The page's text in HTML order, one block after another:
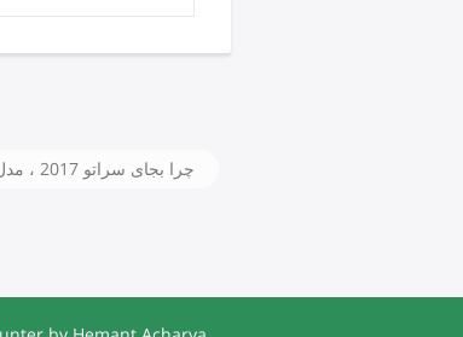
چرا بجای سراتو 2017 ، مدل قدیمی‏ آن‏را عرضه می کنید؟